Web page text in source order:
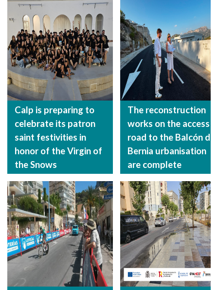
Calp is preparing to
celebrate its patron
saint festivities in
honor of the Virgin of
the Snows
The reconstruction
works on the access
road to the Balcón de
Bernia urbanisation
are complete